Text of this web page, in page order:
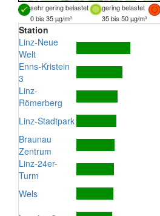
sehr gering belastet gering belastet
0 bis 35 µg/m³
35 bis 50 µg/m³
Station
Linz-Neue
Welt
Enns-Kristein
3
Linz-
Römerberg
Linz-Stadtpark
Braunau
Zentrum
Linz-24er-
Turm
Wels